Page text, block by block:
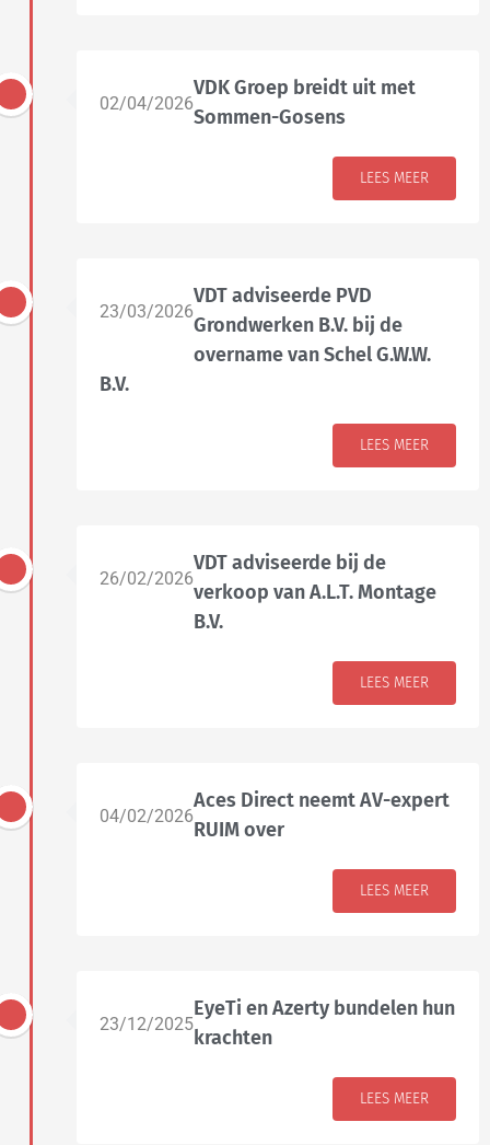
02/04/2026
VDK Groep breidt uit met
Sommen-Gosens
LEES MEER
23/03/2026
VDT adviseerde PVD
Grondwerken B.V. bij de
overname van Schel G.W.W.
B.V.
LEES MEER
26/02/2026
VDT adviseerde bij de
verkoop van A.L.T. Montage
B.V.
LEES MEER
04/02/2026
Aces Direct neemt AV-expert
RUIM over
LEES MEER
23/12/2025
EyeTi en Azerty bundelen hun
krachten
LEES MEER